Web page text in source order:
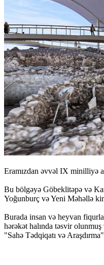
Eramızdan əvvəl IX minilliyə
Bu bölgəyə Göbeklitəpə və
Yoğunburç və Yeni Məhəllə
Burada insan və heyvan
hərəkət halında təsvir
"Sahə Tədqiqatı və